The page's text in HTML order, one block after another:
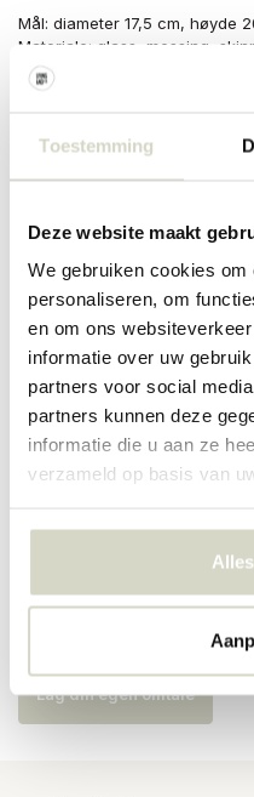
Toestemming
Deze website maakt
We gebruiken cookies
personaliseren, om
en om ons
informatie over uw
partners voor social
partners kunnen deze
informatie die u aan ze
verzameld op basis van
Mål: diameter 17,5 cm, høyde
Materiale: glass, messing,
Farge: gul, messing
Annet: Armaturen gir jevn,
Lysegult glass. Bronse
Mørkebrun reim laget av ekte
vinklet USB-C 1,5 m. La aldri
SKU
EAN
There are no reviews written
Lag din egen omtale